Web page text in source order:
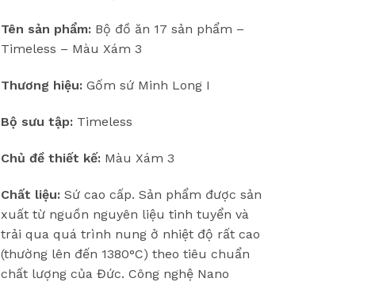
Tên sản phẩm: Bộ đồ ăn 17 sản phẩm –
Timeless – Màu Xám 3
Thương hiệu: Gốm sứ Minh Long I
Bộ sưu tập: Timeless
Chủ đề thiết kế: Màu Xám 3
Chất liệu: Sứ cao cấp. Sản phẩm được sản
xuất từ nguồn nguyên liệu tinh tuyển và
trải qua quá trình nung ở nhiệt độ rất cao
(thường lên đến 1380°C) theo tiêu chuẩn
chất lượng của Đức. Công nghệ Nano